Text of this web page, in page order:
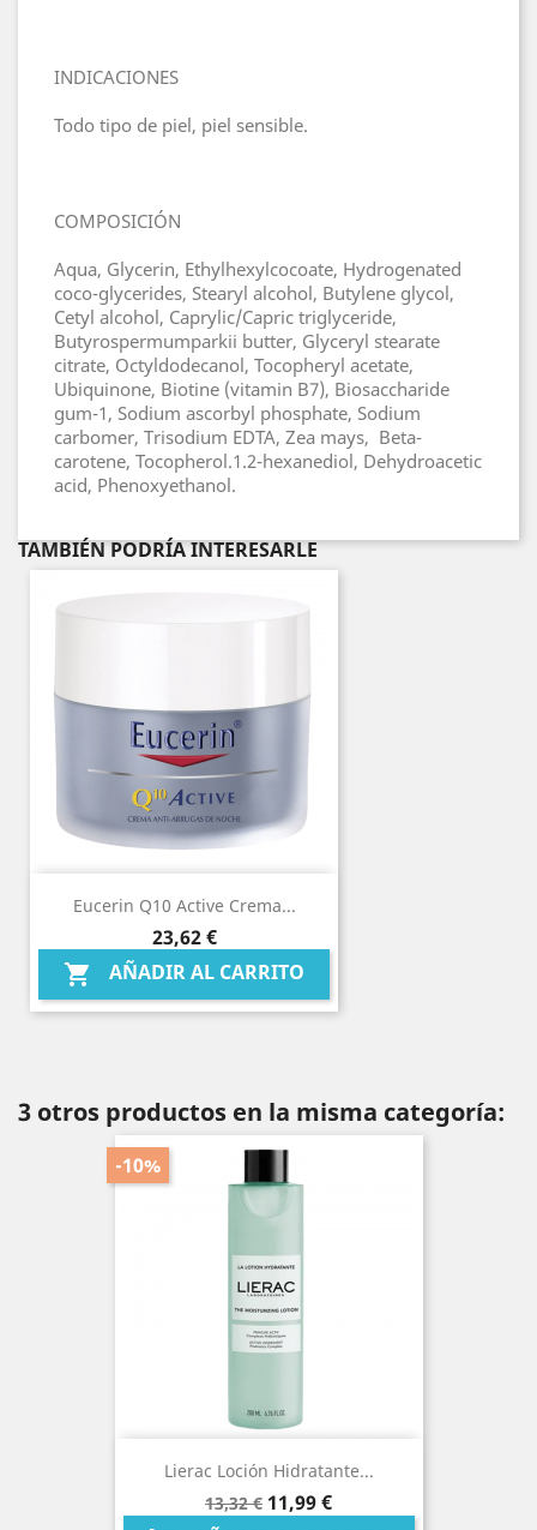
INDICACIONES
Todo tipo de piel, piel sensible.
COMPOSICIÓN
Aqua, Glycerin, Ethylhexylcocoate, Hydrogenated
coco-glycerides, Stearyl alcohol, Butylene glycol,
Cetyl alcohol, Caprylic/Capric triglyceride,
Butyrospermumparkii butter, Glyceryl stearate
citrate, Octyldodecanol, Tocopheryl acetate,
Ubiquinone, Biotine (vitamin B7), Biosaccharide
gum-1, Sodium ascorbyl phosphate, Sodium
carbomer, Trisodium EDTA, Zea mays, Beta-
carotene, Tocopherol.1.2-hexanediol, Dehydroacetic
acid, Phenoxyethanol.
TAMBIÉN PODRÍA INTERESARLE
Eucerin Q10 Active Crema...
Precio
23,62 €
 AÑADIR AL CARRITO
3 otros productos en la misma categoría:
Lierac Loción Hidratante...
Precio
13,32 €
-10%
Precio
11,99 €